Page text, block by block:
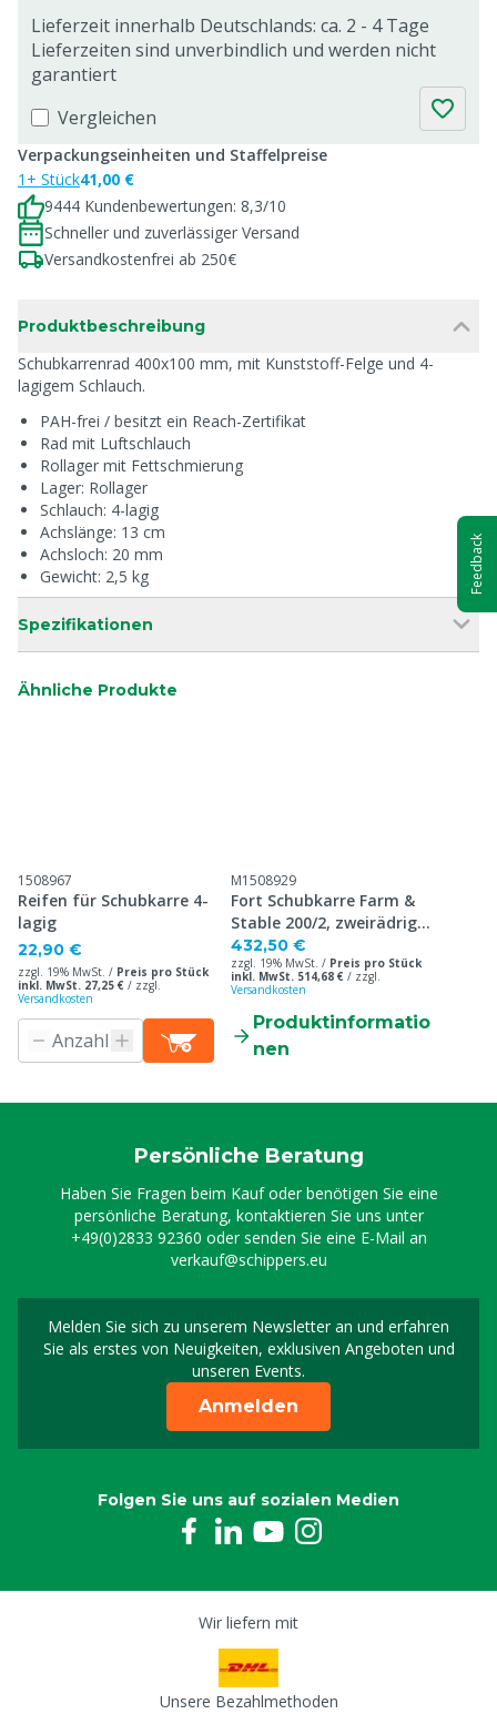
Lieferzeit innerhalb Deutschlands: ca. 2 - 4 Tage
Lieferzeiten sind unverbindlich und werden nicht
garantiert
Vergleichen
Verpackungseinheiten und Staffelpreise
1+ Stück41,00 €
9444 Kundenbewertungen: 8,3/10
Schneller und zuverlässiger Versand
Versandkostenfrei ab 250€
Produktbeschreibung
Schubkarrenrad 400x100 mm, mit Kunststoff-Felge und 4-
lagigem Schlauch.
PAH-frei / besitzt ein Reach-Zertifikat
Rad mit Luftschlauch
Rollager mit Fettschmierung
Lager: Rollager
Schlauch: 4-lagig
Achslänge: 13 cm
Achsloch: 20 mm
Gewicht: 2,5 kg
Spezifikationen
Ähnliche Produkte
1508967
Reifen für Schubkarre 4-
lagig
22,90 €
zzgl. 19% MwSt. / Preis pro Stück
inkl. MwSt. 27,25 € / zzgl.
Versandkosten
M1508929
Fort Schubkarre Farm &
Stable 200/2, zweirädrig,
200 L
432,50 €
zzgl. 19% MwSt. / Preis pro Stück
inkl. MwSt. 514,68 € / zzgl.
Versandkosten
Produktinformatio
nen
Persönliche Beratung
Haben Sie Fragen beim Kauf oder benötigen Sie eine
persönliche Beratung, kontaktieren Sie uns unter
+49(0)2833 92360 oder senden Sie eine E-Mail an
verkauf@schippers.eu
Melden Sie sich zu unserem Newsletter an und erfahren
Sie als erstes von Neuigkeiten, exklusiven Angeboten und
unseren Events.
Melden Sie sich für
Anmelden
Folgen Sie uns auf sozialen Medien
Wir liefern mit
Unsere Bezahlmethoden
Feedback